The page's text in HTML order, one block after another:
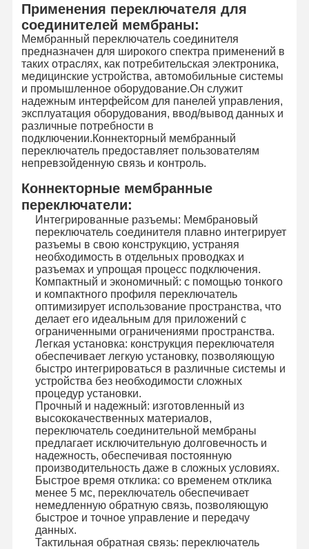
Видеозаписи
Экскурсия
По Заводу
Контроль
Качества
Свяжитесь С
Нами
Новости
Запросите
Цитату
Изготовленный на заказ переключатель мембраны
Промышленный переключатель мембраны
Гибкий переключатель мембраны
Переключатель мембраны PCB
Переключатель мембраны FPC
Применения переключателя для
соединителей мембраны:
Мембранный переключатель соединителя
предназначен для широкого спектра применений в
таких отраслях, как потребительская электроника,
медицинские устройства, автомобильные системы
и промышленное оборудование.Он служит
надежным интерфейсом для панелей управления,
эксплуатация оборудования, ввод/вывод данных и
различные потребности в
подключении.Коннекторный мембранный
переключатель предоставляет пользователям
непревзойденную связь и контроль.
Коннекторные мембранные
переключатели:
Интегрированные разъемы: Мембрановый
переключатель соединителя плавно интегрирует
разъемы в свою конструкцию, устраняя
необходимость в отдельных проводках и
разъемах и упрощая процесс подключения.
Компактный и экономичный: с помощью тонкого
и компактного профиля переключатель
оптимизирует использование пространства, что
делает его идеальным для приложений с
ограниченными ограничениями пространства.
Легкая установка: конструкция переключателя
обеспечивает легкую установку, позволяющую
быстро интегрироваться в различные системы и
устройства без необходимости сложных
процедур установки.
Прочный и надежный: изготовленный из
высококачественных материалов,
переключатель соединительной мембраны
предлагает исключительную долговечность и
надежность, обеспечивая постоянную
производительность даже в сложных условиях.
Быстрое время отклика: со временем отклика
менее 5 мс, переключатель обеспечивает
немедленную обратную связь, позволяющую
быстрое и точное управление и передачу
данных.
Тактильная обратная связь: переключатель